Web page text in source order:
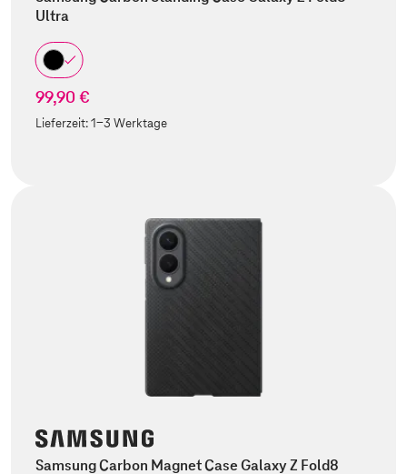
Ultra
99,90 €
Lieferzeit:1-3 Werktage
Samsung Carbon Magnet Case Galaxy Z Fold8